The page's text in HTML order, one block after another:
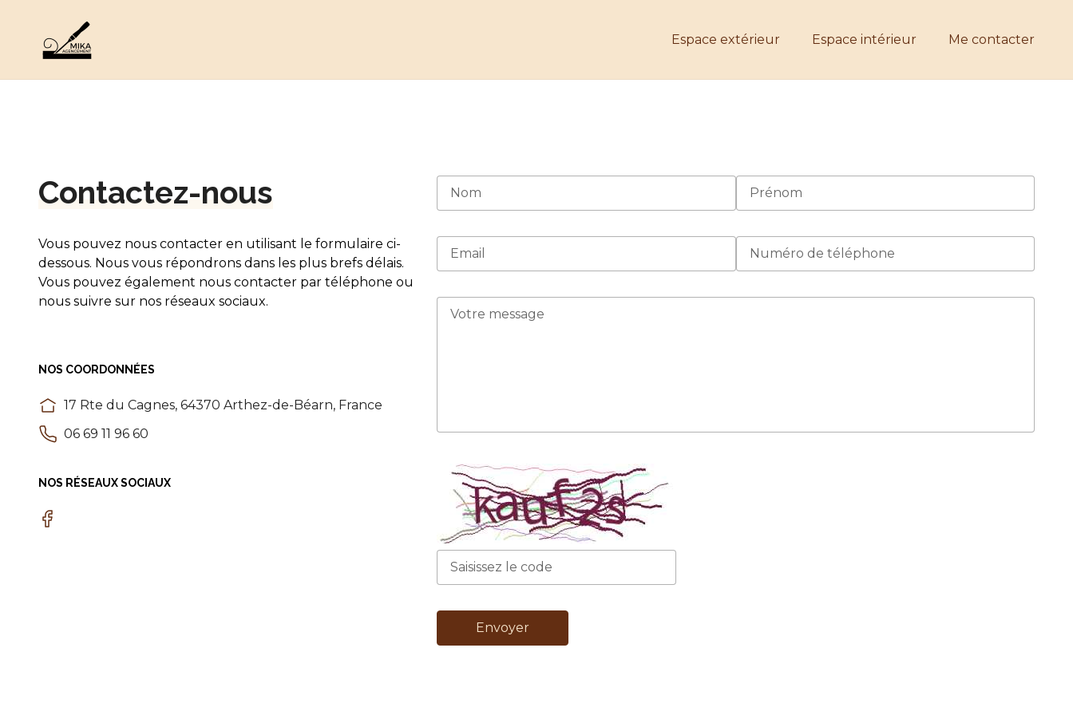
Espace extérieur Espace intérieur Me contacter
Contactez-nous
Vous pouvez nous contacter en utilisant le formulaire ci-
dessous. Nous vous répondrons dans les plus brefs délais.
Vous pouvez également nous contacter par téléphone ou
nous suivre sur nos réseaux sociaux.
NOS COORDONNÉES
17 Rte du Cagnes, 64370 Arthez-de-Béarn, France
06 69 11 96 60
NOS RÉSEAUX SOCIAUX
Envoyer